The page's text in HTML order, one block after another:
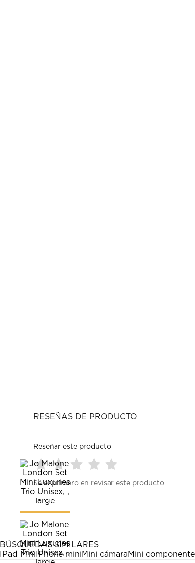
RESEÑAS DE PRODUCTO
Reseñar este producto
Seleccionar
para
calificar
el
artículo
con
1
estrella
Esta
acción
Seleccionar
para
calificar
el
artículo
con
2
estrellas.
Esta
acción
para
calificar
artículo
con
estrellas.
Esta
acción
para
estrellas.
Esta
acción
para
Esta
acción
Sé el primero en revisar este producto
BÚSQUEDAS SIMILARES
IPad Mini IPhone miniMini cámaraMini componente